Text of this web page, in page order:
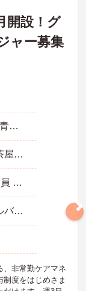
開設！グ
ャー募集
兵庫県 神戸市垂水区 青山台1-25-17
山陽電鉄本線「滝の茶屋駅」徒歩11分
■資格：介護支援専門員 ■経験1年以上 ※認知症介護実践者研修があれば尚可
非常勤・パート・アルバイト
、非常勤ケアマネ
度をはじめさま